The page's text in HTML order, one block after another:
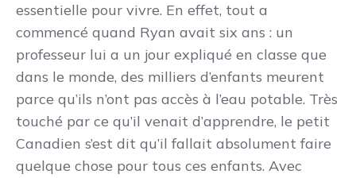
essentielle pour vivre. En effet, tout a
commencé quand Ryan avait six ans : un
professeur lui a un jour expliqué en classe que
dans le monde, des milliers d’enfants meurent
parce qu’ils n’ont pas accès à l’eau potable. Très
touché par ce qu’il venait d’apprendre, le petit
Canadien s’est dit qu’il fallait absolument faire
quelque chose pour tous ces enfants. Avec